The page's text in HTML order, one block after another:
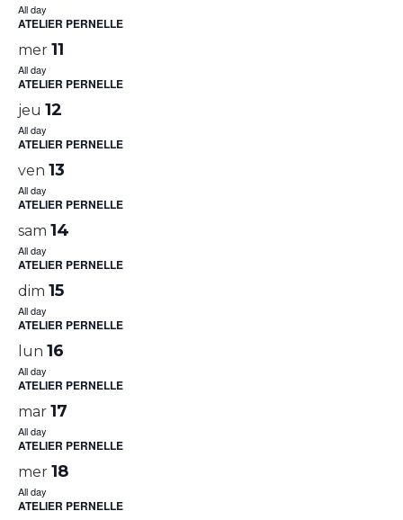
All day
ATELIER PERNELLE
mer 11
All day
ATELIER PERNELLE
jeu 12
All day
ATELIER PERNELLE
ven 13
All day
ATELIER PERNELLE
sam 14
All day
ATELIER PERNELLE
dim 15
All day
ATELIER PERNELLE
lun 16
All day
ATELIER PERNELLE
mar 17
All day
ATELIER PERNELLE
mer 18
All day
ATELIER PERNELLE